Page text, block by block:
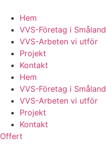
content
Hem
VVS-Företag i Småland
VVS-Arbeten vi utför
Projekt
Kontakt
Hem
VVS-Företag i Småland
VVS-Arbeten vi utför
Projekt
Kontakt
Offert